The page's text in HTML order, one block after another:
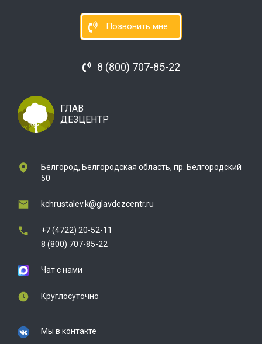
Позвонить мне
8 (800) 707-85-22
ГЛАВ
ДЕЗЦЕНТР
Белгород, Белгородская область, пр. Белгородский
50
kchrustalev.k@glavdezcentr.ru
+7 (4722) 20-52-11
8 (800) 707-85-22
Чат с нами
Круглосуточно
Мы в контакте